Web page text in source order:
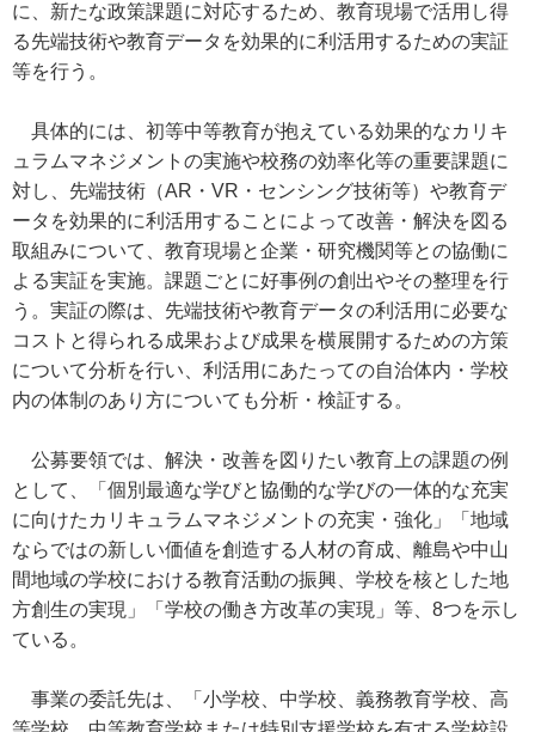
に、新たな政策課題に対応するため、教育現場で活用し得
る先端技術や教育データを効果的に利活用するための実証
等を行う。
具体的には、初等中等教育が抱えている効果的なカリキ
ュラムマネジメントの実施や校務の効率化等の重要課題に
対し、先端技術（AR・VR・センシング技術等）や教育デ
ータを効果的に利活用することによって改善・解決を図る
取組みについて、教育現場と企業・研究機関等との協働に
よる実証を実施。課題ごとに好事例の創出やその整理を行
う。実証の際は、先端技術や教育データの利活用に必要な
コストと得られる成果および成果を横展開するための方策
について分析を行い、利活用にあたっての自治体内・学校
内の体制のあり方についても分析・検証する。
公募要領では、解決・改善を図りたい教育上の課題の例
として、「個別最適な学びと協働的な学びの一体的な充実
に向けたカリキュラムマネジメントの充実・強化」「地域
ならではの新しい価値を創造する人材の育成、離島や中山
間地域の学校における教育活動の振興、学校を核とした地
方創生の実現」「学校の働き方改革の実現」等、8つを示し
ている。
事業の委託先は、「小学校、中学校、義務教育学校、高